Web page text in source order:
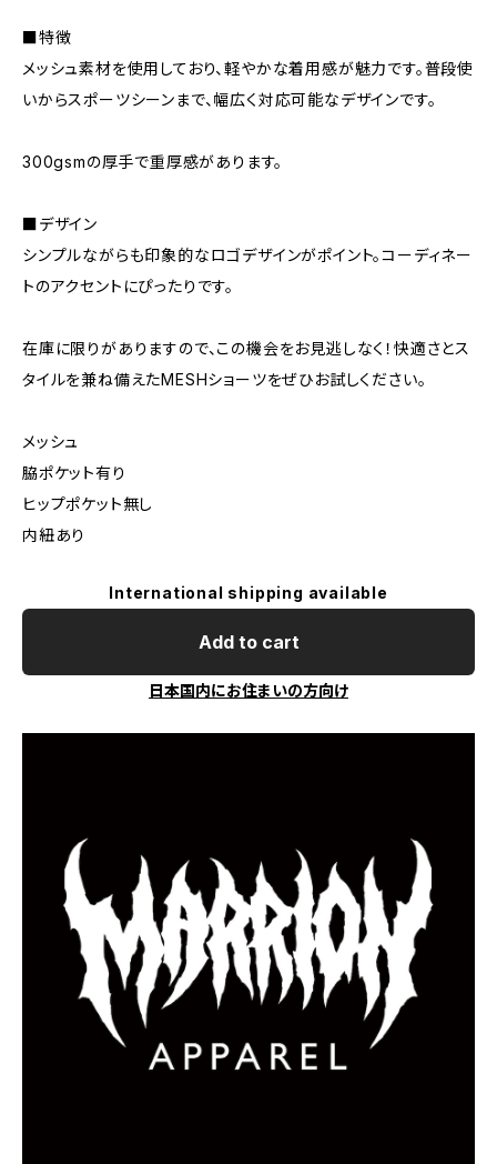
■特徴
メッシュ素材を使用しており、軽やかな着用感が魅力です。普段使
いからスポーツシーンまで、幅広く対応可能なデザインです。
300gsmの厚手で重厚感があります。
■デザイン
シンプルながらも印象的なロゴデザインがポイント。コーディネー
トのアクセントにぴったりです。
在庫に限りがありますので、この機会をお見逃しなく！快適さとス
タイルを兼ね備えたMESHショーツをぜひお試しください。
メッシュ
脇ポケット有り
ヒップポケット無し
内紐あり
International shipping available
Add to cart
日本国内にお住まいの方向け